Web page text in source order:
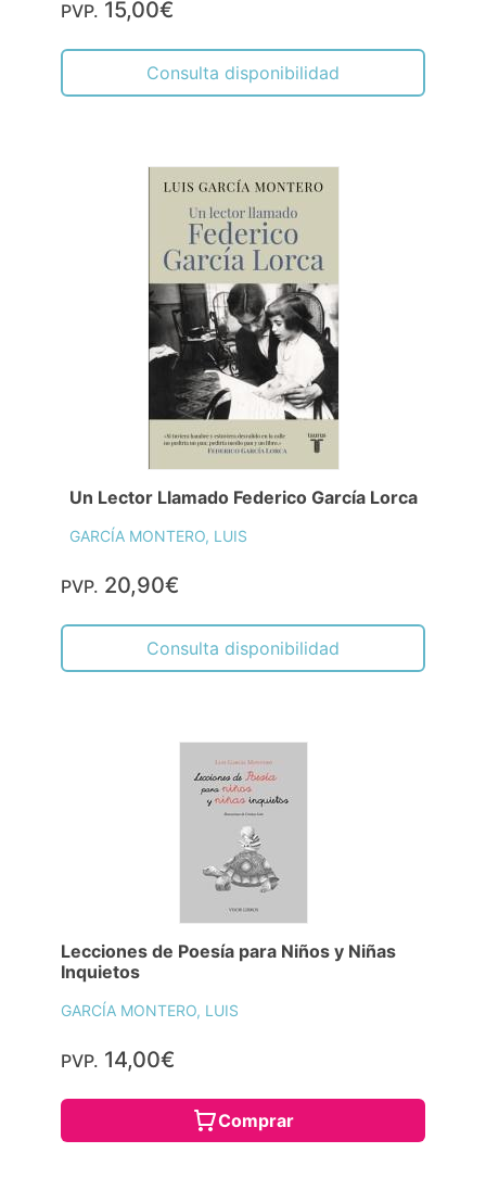
PVP. 15,00€
Consulta disponibilidad
Un Lector Llamado Federico García Lorca
GARCÍA MONTERO, LUIS
PVP. 20,90€
Consulta disponibilidad
Lecciones de Poesía para Niños y Niñas
Inquietos
GARCÍA MONTERO, LUIS
PVP. 14,00€
Comprar